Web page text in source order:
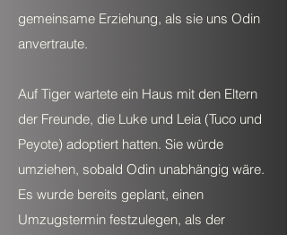
gemeinsame Erziehung, als sie uns Odin
anvertraute.
Auf Tiger wartete ein Haus mit den Eltern
der Freunde, die Luke und Leia (Tuco und
Peyote) adoptiert hatten. Sie würde
umziehen, sobald Odin unabhängig wäre.
Es wurde bereits geplant, einen
Umzugstermin festzulegen, als der